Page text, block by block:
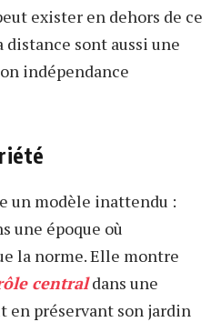
exister en dehors de ce
distance sont aussi une
indépendance
un modèle inattendu :
une époque où
la norme. Elle montre
centraldans une
préservant son jardin